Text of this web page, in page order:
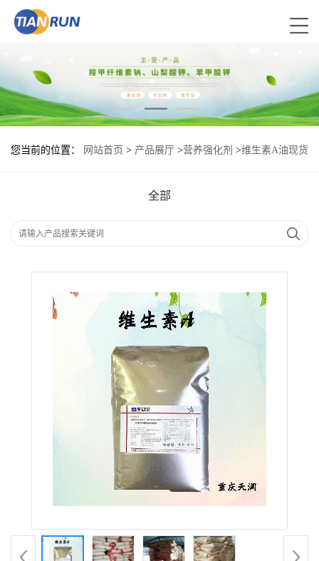
您当前的位置： 网站首页 > 产品展厅 >营养强化剂 >维生素A油现货
全部